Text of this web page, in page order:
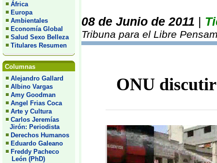
África
Europa
Ambientales
Economía Global
Salud Sexo Belleza
Titulares Resumen
Columnas
Alejandro Gallard
Albino Vargas
Amy Goodman
Angel Frias Coca
Arte y Cultura
Carlos Jeremías
Jirón: Periodista
Derechos Humanos
Eduardo Galeano
Freddy Pacheco
León (PhD)
08 de Junio de 2011 |
Tribuna para el Libre
ONU